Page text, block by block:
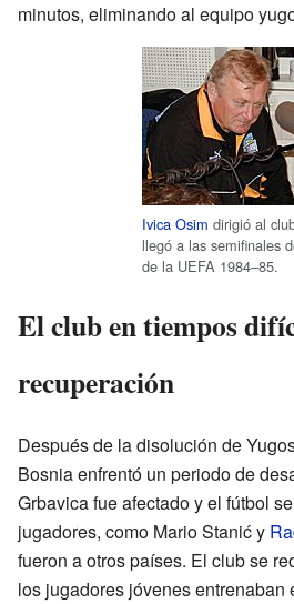
minutos, eliminando al equipo
Ivica Osim dirigió al
llegó a las semifinales
de la UEFA 1984–85.
El club en tiempos
recuperación
Después de la disolución de
Bosnia enfrentó un periodo de
Grbavica fue afectado y el fútbol
jugadores, como Mario Stanić y
fueron a otros países. El club se
los jugadores jóvenes